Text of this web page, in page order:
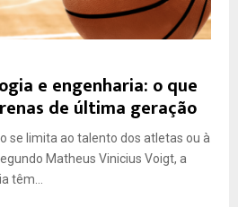
e engenharia: o que
de última geração
se limita ao talento dos atletas ou à
Matheus Vinicius Voigt, a
têm...